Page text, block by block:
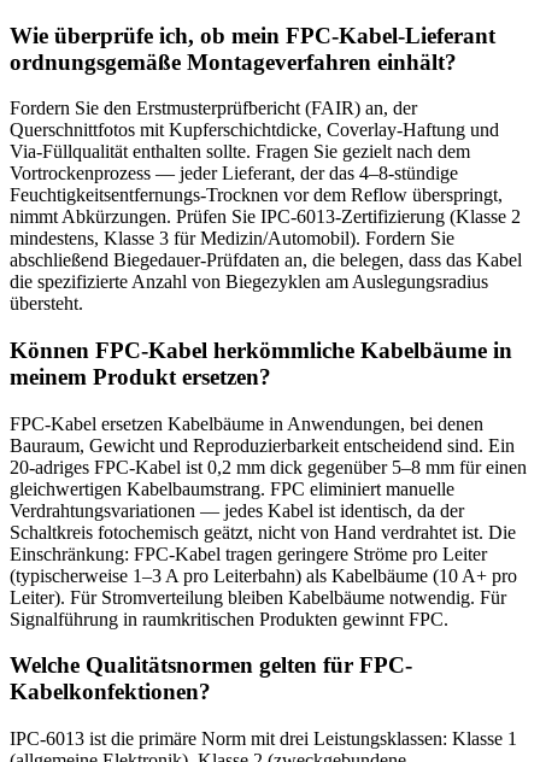
Wie überprüfe ich, ob mein FPC-Kabel-Lieferant
ordnungsgemäße Montageverfahren einhält?
Fordern Sie den Erstmusterprüfbericht (FAIR) an, der
Querschnittfotos mit Kupferschichtdicke, Coverlay-Haftung und
Via-Füllqualität enthalten sollte. Fragen Sie gezielt nach dem
Vortrockenprozess — jeder Lieferant, der das 4–8-stündige
Feuchtigkeitsentfernungs-Trocknen vor dem Reflow überspringt,
nimmt Abkürzungen. Prüfen Sie IPC-6013-Zertifizierung (Klasse 2
mindestens, Klasse 3 für Medizin/Automobil). Fordern Sie
abschließend Biegedauer-Prüfdaten an, die belegen, dass das Kabel
die spezifizierte Anzahl von Biegezyklen am Auslegungsradius
übersteht.
Können FPC-Kabel herkömmliche Kabelbäume in
meinem Produkt ersetzen?
FPC-Kabel ersetzen Kabelbäume in Anwendungen, bei denen
Bauraum, Gewicht und Reproduzierbarkeit entscheidend sind. Ein
20-adriges FPC-Kabel ist 0,2 mm dick gegenüber 5–8 mm für einen
gleichwertigen Kabelbaumstrang. FPC eliminiert manuelle
Verdrahtungsvariationen — jedes Kabel ist identisch, da der
Schaltkreis fotochemisch geätzt, nicht von Hand verdrahtet ist. Die
Einschränkung: FPC-Kabel tragen geringere Ströme pro Leiter
(typischerweise 1–3 A pro Leiterbahn) als Kabelbäume (10 A+ pro
Leiter). Für Stromverteilung bleiben Kabelbäume notwendig. Für
Signalführung in raumkritischen Produkten gewinnt FPC.
Welche Qualitätsnormen gelten für FPC-
Kabelkonfektionen?
IPC-6013 ist die primäre Norm mit drei Leistungsklassen: Klasse 1